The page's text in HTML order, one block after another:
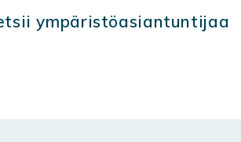
ympäristöasiantuntijaa